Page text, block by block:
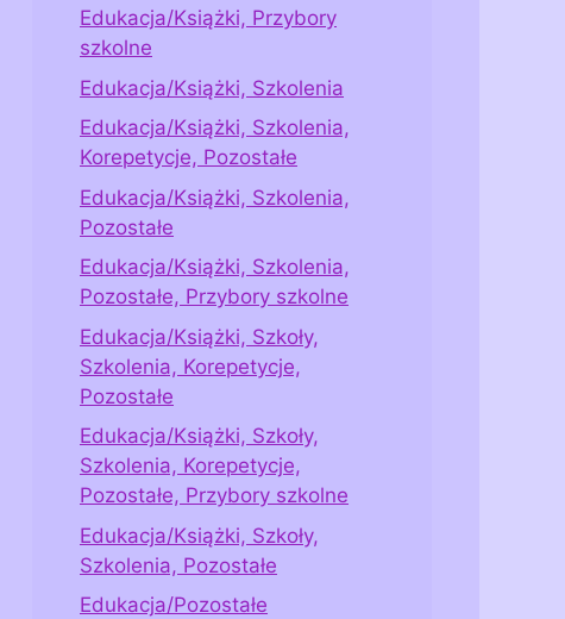
Edukacja/Książki, Przybory
szkolne
Edukacja/Książki, Szkolenia
Edukacja/Książki, Szkolenia,
Korepetycje, Pozostałe
Edukacja/Książki, Szkolenia,
Pozostałe
Edukacja/Książki, Szkolenia,
Pozostałe, Przybory szkolne
Edukacja/Książki, Szkoły,
Szkolenia, Korepetycje,
Pozostałe
Edukacja/Książki, Szkoły,
Szkolenia, Korepetycje,
Pozostałe, Przybory szkolne
Edukacja/Książki, Szkoły,
Szkolenia, Pozostałe
Edukacja/Pozostałe